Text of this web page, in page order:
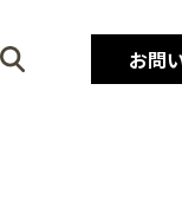
お問